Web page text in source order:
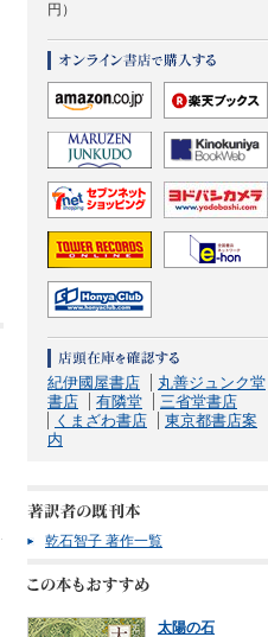
円）
紀伊國屋書店
丸善ジュンク堂
書店
有隣堂
三省堂書店
くまざわ書店
東京都書店案
内
乾石智子 著作一覧
太陽の石